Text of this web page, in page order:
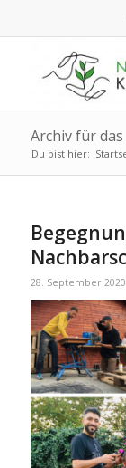
Archiv für
Du bist hier:
28. September 2020